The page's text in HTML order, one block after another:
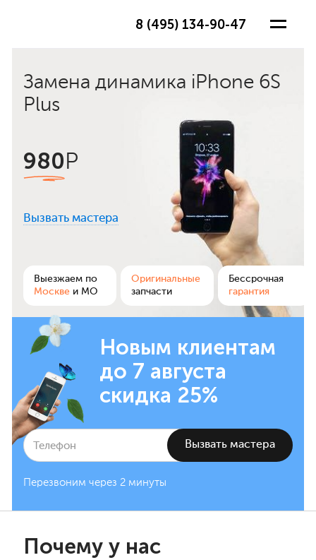
8 (495) 134-90-47
Замена динамика iPhone 6S
Plus
980 Р
Вызвать мастера
Выезжаем по
Москве и МО
Оригинальные
запчасти
Бессрочная
гарантия
Новым клиентам
до 7 августа
скидка 25%
Перезвоним через 2 минуты
Почему у нас